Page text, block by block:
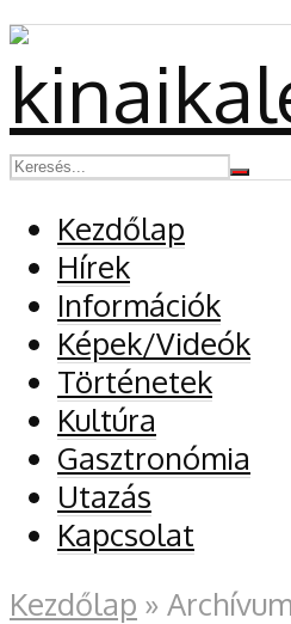
Kezdőlap
Hírek
Információk
Képek/Videók
Történetek
Kultúra
Gasztronómia
Utazás
Kapcsolat
Kezdőlap »